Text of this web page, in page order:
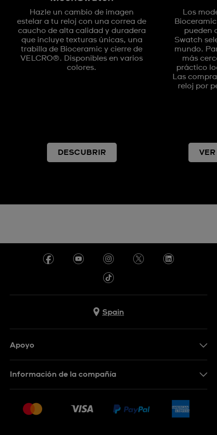
Hazle un cambio de imagen
estelar a tu reloj con una correa de
caucho de alta calidad y duradera
que incluye texturas únicas, una
trabilla de Bioceramic y cierre de
VELCRO®. Disponibles en varios
colores.
DESCUBRIR
Los
pueden
Swatch
mundo.
más
práctico
Las
reloj por
Spain
Apoyo
Devoluciones
Información de la compañía
Empleo